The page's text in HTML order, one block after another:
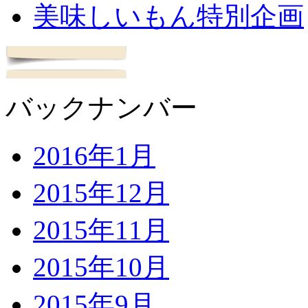
美味しいもん特別企画
バックナンバー
2016年1月
2015年12月
2015年11月
2015年10月